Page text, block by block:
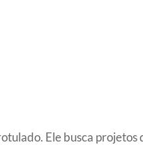
Ele busca